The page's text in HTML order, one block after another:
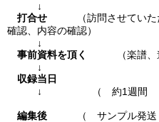
↓
打合せ （訪問させていただ
確認、内容の確認）
↓
事前資料を頂く
（楽譜
↓
収録当日
↓ （ 約1週間 ～
編集後 （ サンプル発送